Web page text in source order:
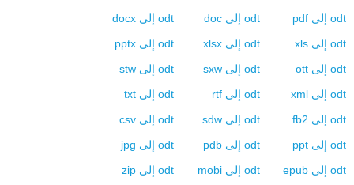
odt إلى pdf
odt إلى doc
odt إلى docx
odt إلى xls
odt إلى xlsx
odt إلى pptx
odt إلى ott
odt إلى sxw
odt إلى stw
odt إلى xml
odt إلى rtf
odt إلى txt
odt إلى fb2
odt إلى sdw
odt إلى csv
odt إلى ppt
odt إلى pdb
odt إلى jpg
odt إلى epub
odt إلى mobi
odt إلى zip